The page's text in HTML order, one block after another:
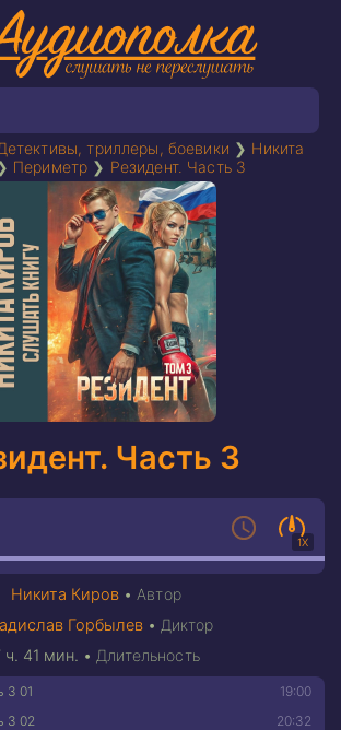
триллеры, боевики ❯ Никита
Периметр ❯ Резидент. Часть 3
Часть 3
1X
Никита Киров •Автор
Горбылев • Диктор
ч. 41 мин. •Длительность
19:00
3 01
20:32
3 02